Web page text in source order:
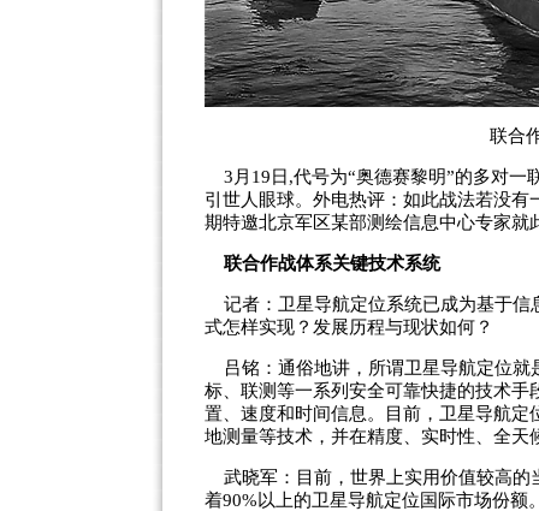
联合
3月19日,代号为“奥德赛黎明”的多对一
引世人眼球。外电热评：如此战法若没
期特邀北京军区某部测绘信息中心专家就
联合作战体系关键技术系统
记者：卫星导航定位系统已成为基于信
式怎样实现？发展历程与现状如何？
吕铭：通俗地讲，所谓卫星导航定位就
标、联测等一系列安全可靠快捷的技术
置、速度和时间信息。目前，卫星导航
地测量等技术，并在精度、实时性、全
武晓军：目前，世界上实用价值较高的
着90%以上的卫星导航定位国际市场份额